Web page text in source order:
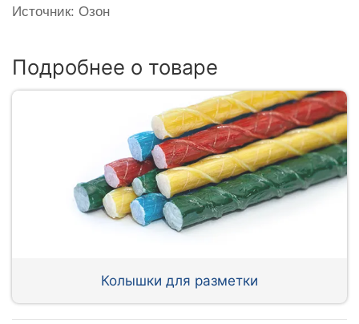
Источник: Озон
Подробнее о товаре
Колышки для разметки